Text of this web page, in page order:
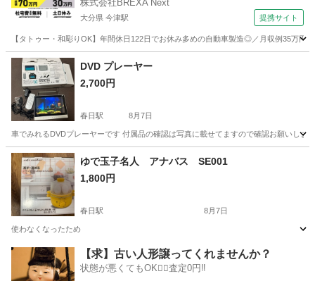
株式会社BREXA Next
大分県 今津駅 提携サイト
【タトゥー・和彫りOK】年間休日122日でお休み多めの自動車製造◎／月収例35万
大分 中津市 今津駅 その他
DVD プレーヤー
2,700円
春日駅 8月7日
車でみれるDVDプレーヤーです 付属品の確認は写真に載せてますので確認お願いします
福岡 福岡市 春日駅 テレビ DVD
ゆで玉子名人 アナバス SE001
1,800円
春日駅 8月7日
使わなくなったため
福岡 福岡市 春日駅 生活家電
【求】古い人形譲ってくれませんか？
状態が悪くてもOK🙆‍♀️査定0円‼️